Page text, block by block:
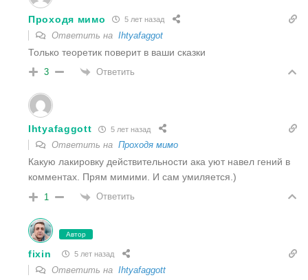
Проходя мимо 5 лет назад
Ответить на Ihtyafaggot
Только теоретик поверит в ваши сказки
3 Ответить
Ihtyafaggott 5 лет назад
Ответить на Проходя мимо
Какую лакировку действительности ака уют навел гений в
комментах. Прям мимими. И сам умиляется.)
1 Ответить
Автор
fixin 5 лет назад
Ответить на Ihtyafaggott